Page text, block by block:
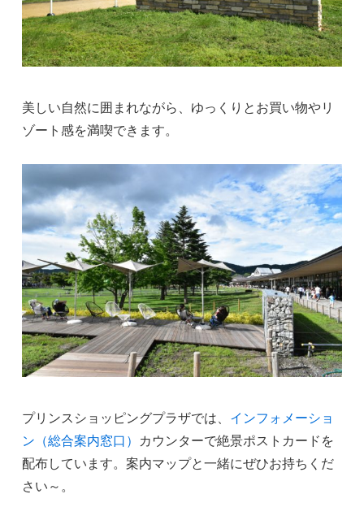
美しい自然に囲まれながら、ゆっくりとお買い物やリ
ゾート感を満喫できます。
プリンスショッピングプラザでは、 インフォメーショ
ン（総合案内窓口） カウンターで絶景ポストカードを
配布しています。案内マップと一緒にぜひお持ちくだ
さい～。